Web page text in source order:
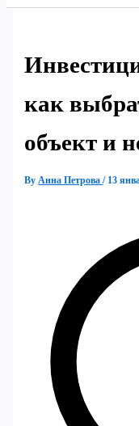
как
объект и
ByАнна Петрова/ 13